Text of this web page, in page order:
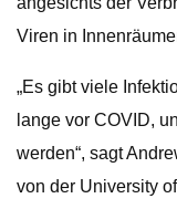
Viren in
„Es gibt viele
lange vor COVID,
werden“, sagt
von der University